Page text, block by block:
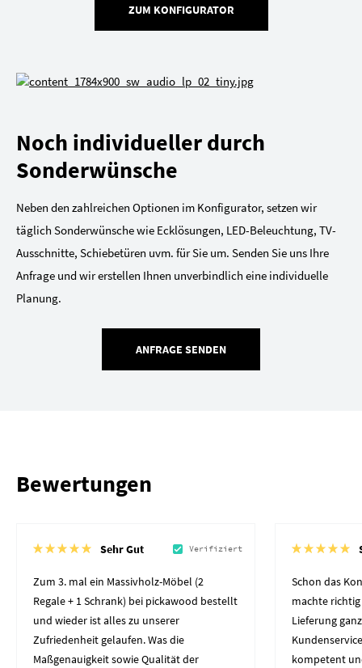
ZUM KONFIGURATOR
Noch individueller durch
Sonderwünsche
Neben den zahlreichen Optionen im Konfigurator, setzen wir
täglich Sonderwünsche wie Ecklösungen, LED-Beleuchtung, TV-
Ausschnitte, Schiebetüren uvm. für Sie um. Senden Sie uns Ihre
Anfrage und wir erstellen Ihnen unverbindlich eine individuelle
Planung.
ANFRAGE SENDEN
Bewertungen
Sehr Gut Verifiziert
Zum 3. mal ein Massivholz-Möbel (2
Regale + 1 Schrank) bei pickawood bestellt
und wieder ist alles zu unserer
Zufriedenheit gelaufen. Was die
Maßgenauigkeit sowie Qualität der
Schon das
machte
Lieferung
kompetent